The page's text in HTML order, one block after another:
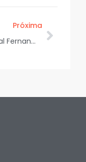
Próxima
Hospital Fernando Franco registra mais de 10 mil atendimentos na 1ª quinzena